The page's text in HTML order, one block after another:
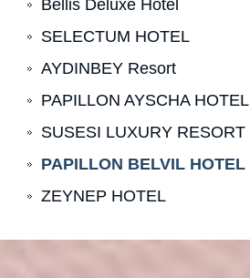
Bellis Deluxe Hotel
SELECTUM HOTEL
AYDINBEY Resort
PAPILLON AYSCHA HOTEL
SUSESI LUXURY RESORT
PAPILLON BELVIL HOTEL
ZEYNEP HOTEL